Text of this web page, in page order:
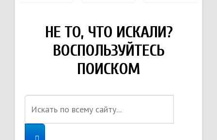
НЕ ТО, ЧТО ИСКАЛИ?
ВОСПОЛЬЗУЙТЕСЬ
ПОИСКОМ